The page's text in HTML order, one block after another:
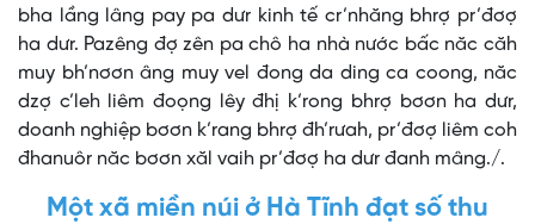
bha lầng lâng pay pa dưr kinh tế cr’nhăng bhrợ pr’đơợ
ha dưr. Pazêng đợ zên pa chô ha nhà nước bấc năc căh
muy bh’nơơn âng muy vel đong da ding ca coong, năc
dzợ c’leh liêm đoọng lêy đhị k’rong bhrợ bơơn ha dưr,
doanh nghiệp bơơn k’rang bhrợ đh’rưah, pr’đơợ liêm coh
đhanuôr năc bơơn xăl vaih pr’đơợ ha dưr đanh mâng./.
Một xã miền núi ở Hà Tĩnh đạt số thu